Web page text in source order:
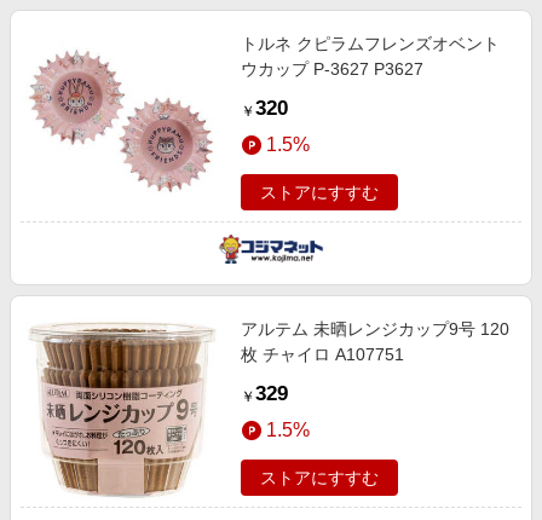
トルネ クピラムフレンズオベント
ウカップ P-3627 P3627
￥ 320
1.5%
ストアにすすむ
アルテム 未晒レンジカップ9号 120
枚 チャイロ A107751
￥ 329
1.5%
ストアにすすむ